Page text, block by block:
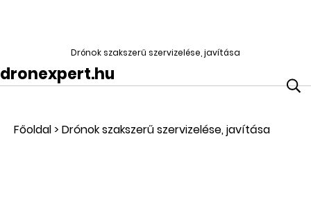
Drónok szakszerű szervizelése, javítása
dronexpert.hu
Főoldal> Drónok szakszerű szervizelése, javítása